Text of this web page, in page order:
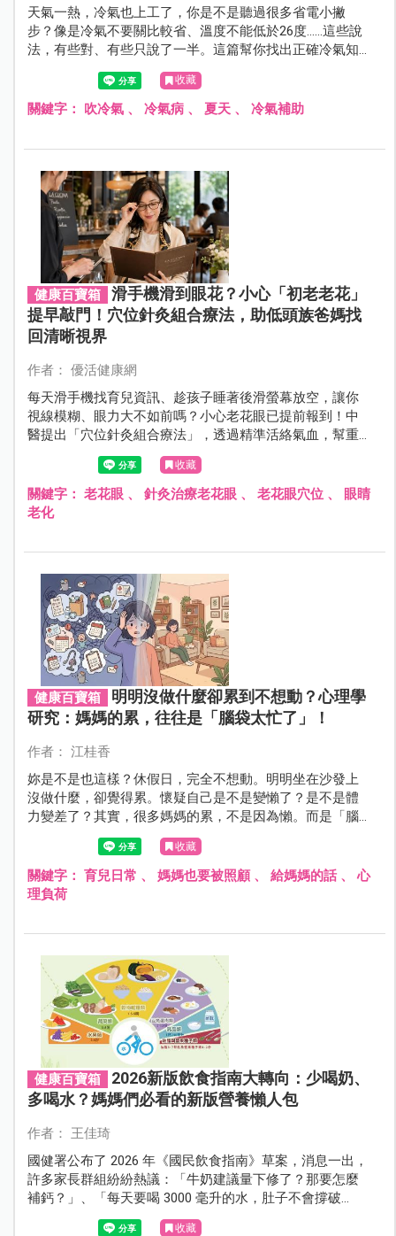
天氣一熱，冷氣也上工了，你是不是聽過很多省電小撇
步？像是冷氣不要關比較省、溫度不能低於26度……這些說
法，有些對、有些只說了一半。這篇幫你找出正確冷氣知
識，讓你吹得舒服，也不用看到電費單心就涼了。
收藏
關鍵字： 吹冷氣、 冷氣病、 夏天、 冷氣補助
健康百寶箱
滑手機滑到眼花？小心「初老老花」
提早敲門！穴位針灸組合療法，助低頭族爸媽找
回清晰視界
作者： 優活健康網
每天滑手機找育兒資訊、趁孩子睡著後滑螢幕放空，讓你
視線模糊、眼力大不如前嗎？小心老花眼已提前報到！中
醫提出「穴位針灸組合療法」，透過精準活絡氣血，幫重
度用眼的爸媽緩解初老眼，守護雙眼健康！
收藏
關鍵字： 老花眼、 針灸治療老花眼、 老花眼穴位、
眼睛
老化
健康百寶箱
明明沒做什麼卻累到不想動？心理學
研究：媽媽的累，往往是「腦袋太忙了」！
作者： 江桂香
妳是不是也這樣？休假日，完全不想動。明明坐在沙發上
沒做什麼，卻覺得累。懷疑自己是不是變懶了？是不是體
力變差了？其實，很多媽媽的累，不是因為懶。而是「腦
袋一直沒有停下來」！
收藏
關鍵字： 育兒日常 、 媽媽也要被照顧、 給媽媽的話、心
理負荷
健康百寶箱
2026新版飲食指南大轉向：少喝奶、
多喝水？媽媽們必看的新版營養懶人包
作者： 王佳琦
國健署公布了 2026 年《國民飲食指南》草案，消息一出，
許多家長群組紛紛熱議：「牛奶建議量下修了？那要怎麼
補鈣？」、「每天要喝 3000 毫升的水，肚子不會撐破
嗎？」別擔心！這次的修訂並非要大家放棄營養，而是走
收藏